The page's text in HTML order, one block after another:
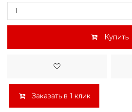
Купить
Заказать в 1 клик